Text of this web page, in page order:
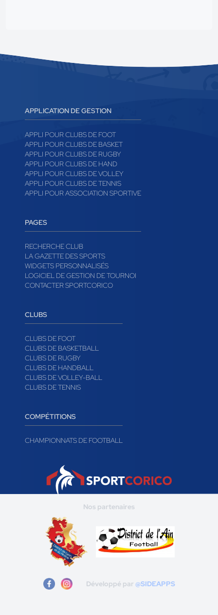
APPLICATION DE GESTION
APPLI POUR CLUBS DE FOOT
APPLI POUR CLUBS DE BASKET
APPLI POUR CLUBS DE RUGBY
APPLI POUR CLUBS DE HAND
APPLI POUR CLUBS DE VOLLEY
APPLI POUR CLUBS DE TENNIS
APPLI POUR ASSOCIATION SPORTIVE
PAGES
RECHERCHE CLUB
LA GAZETTE DES SPORTS
WIDGETS PERSONNALISÉS
LOGICIEL DE GESTION DE TOURNOI
CONTACTER SPORTCORICO
CLUBS
CLUBS DE FOOT
CLUBS DE BASKETBALL
CLUBS DE RUGBY
CLUBS DE HANDBALL
CLUBS DE VOLLEY-BALL
CLUBS DE TENNIS
COMPÉTITIONS
CHAMPIONNATS DE FOOTBALL
Nos partenaires
Développé par @SIDEAPPS